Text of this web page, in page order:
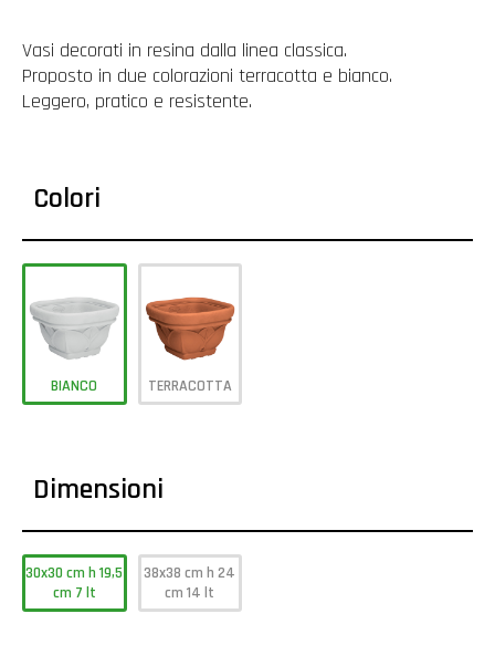
Vasi decorati in resina dalla linea classica.
Proposto in due colorazioni terracotta e bianco.
Leggero, pratico e resistente.
Colori
BIANCO TERRACOTTA
Dimensioni
30x30 cm h 19,5
cm 7 lt
38x38 cm h 24
cm 14 lt